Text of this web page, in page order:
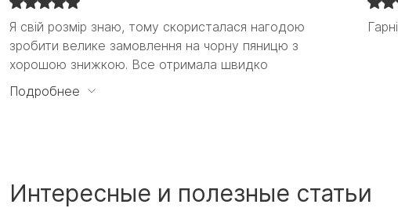
Я свій розмір знаю, тому скористалася нагодою
зробити велике замовлення на чорну пяницю з
хорошою знижкою. Все отримала швидко
Я свій розмір знаю, тому скористалася нагодою
зробити велике замовлення на чорну пяницю з
хорошою знижкою. Все отримала швидко і
задоволена своїм вибором. Вперше взяла на
пробу трикотажні трусики з високою талією, якість
Подробнее
Гарні
Гарні
Интересные и полезные статьи